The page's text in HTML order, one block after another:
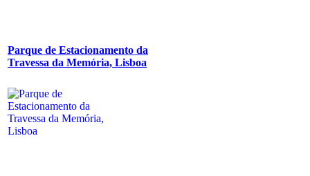
Parque de Estacionamento da
Travessa da Memória, Lisboa